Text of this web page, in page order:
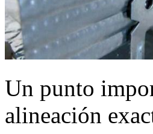
Un punto
alineación